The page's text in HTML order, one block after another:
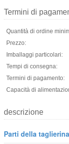
Termini di
Quantità di ordine
Prezzo:
Imballaggi particolari:
Tempi di consegna:
Termini di pagamento:
Capacità di
descrizione
Parti della